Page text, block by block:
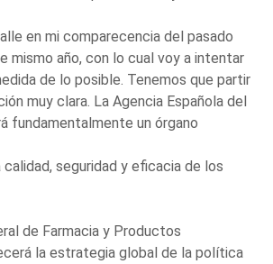
en mi comparecencia del pasado
mismo año, con lo cual voy a intentar
de lo posible. Tenemos que partir
muy clara. La Agencia Española del
fundamentalmente un órgano
seguridad y eficacia de los
de Farmacia y Productos
la estrategia global de la política